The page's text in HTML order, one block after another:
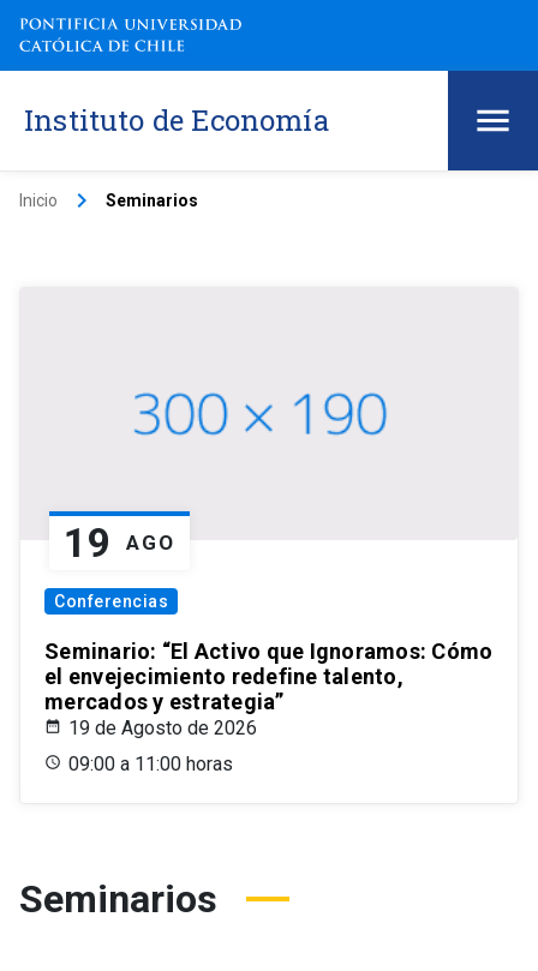
Instituto de Economía
Inicio keyboard_arrow_right Seminarios
19 AGO
Conferencias
Seminario: “El Activo que Ignoramos: Cómo
el envejecimiento redefine talento,
mercados y estrategia”
19 de Agosto de 2026
09:00 a 11:00 horas
Seminarios